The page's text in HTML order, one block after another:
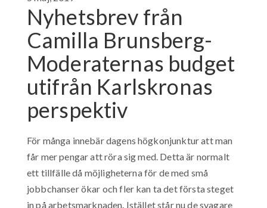
Nyhetsbrev från
Camilla Brunsberg-
Moderaternas budget
utifrån Karlskronas
perspektiv
För många innebär dagens högkonjunktur att man
får mer pengar att röra sig med. Detta är normalt
ett tillfälle då möjligheterna för de med små
jobbchanser ökar och fler kan ta det första steget
in på arbetsmarknaden. Istället står nu de svagare